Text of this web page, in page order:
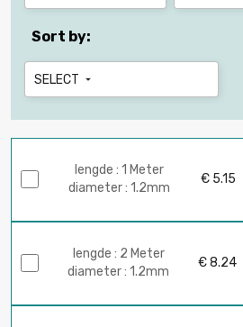
Sort by:
SELECT 
lengde : 1 Meter
diameter : 1.2mm
€ 5.15
lengde : 2 Meter
diameter : 1.2mm
€ 8.24